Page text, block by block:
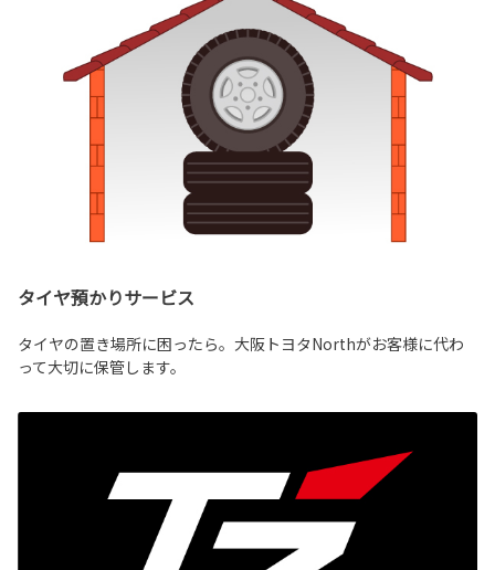
タイヤ預かりサービス
タイヤの置き場所に困ったら。大阪トヨタNorthがお客様に代わ
って大切に保管します。